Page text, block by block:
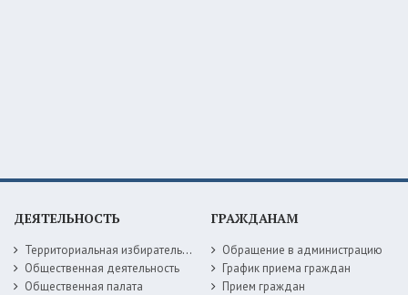
ДЕЯТЕЛЬНОСТЬ
Территориальная избирательная комиссия
Общественная деятельность
Общественная палата
ГРАЖДАНАМ
Обращение в администрацию
График приема граждан
Прием граждан